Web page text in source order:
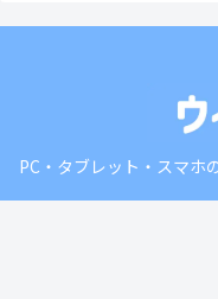
PC・タブレット・スマ